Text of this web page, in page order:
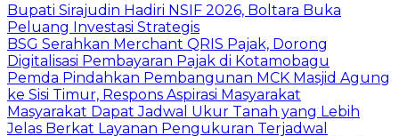
Bupati Sirajudin Hadiri NSIF 2026, Boltara Buka
Peluang Investasi Strategis
‎BSG Serahkan Merchant QRIS Pajak, Dorong
Digitalisasi Pembayaran Pajak di Kotamobagu
Pemda Pindahkan Pembangunan MCK Masjid Agung
ke Sisi Timur, Respons Aspirasi Masyarakat
Masyarakat Dapat Jadwal Ukur Tanah yang Lebih
Jelas Berkat Layanan Pengukuran Terjadwal